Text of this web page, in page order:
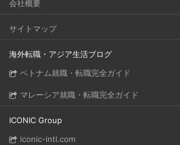
会社概要
サイトマップ
海外転職・アジア生活ブログ
ベトナム就職・転職完全ガイド
マレーシア就職・転職完全ガイド
ICONIC Group
iconic-intl.com